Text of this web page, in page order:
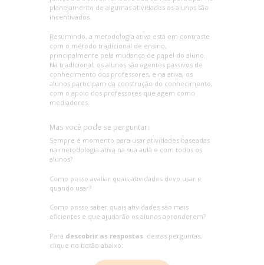
planejamento de algumas atividades os alunos são
incentivados.
Resumindo, a metodologia ativa está em contraste
com o método tradicional de ensino,
principalmente pela mudança de papel do aluno.
Na tradicional, os alunos são agentes passivos de
conhecimento dos professores, e na ativa, os
alunos participam da construção do conhecimento,
com o apoio dos professores que agem como
mediadores.
Mas você pode se perguntar:
Sempre é momento para usar atividades baseadas
na metodologia ativa na sua aula e com todos os
alunos?
Como posso avaliar quais atividades devo usar e
quando usar?
Como posso saber quais atividades são mais
eficientes e que ajudarão os alunos aprenderem?
Para descobrir as respostas destas perguntas,
clique no botão abaixo.